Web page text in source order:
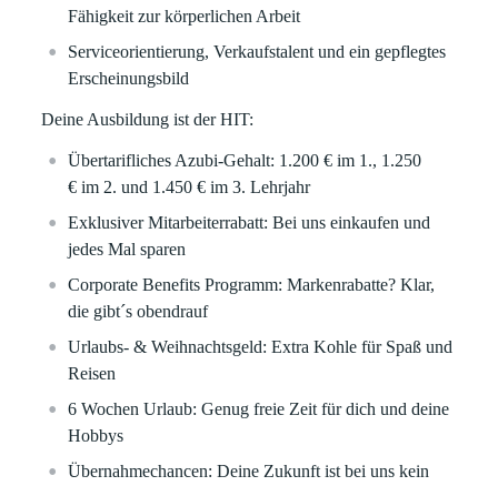
Fähigkeit zur körperlichen Arbeit
Serviceorientierung, Verkaufstalent und ein gepflegtes
Erscheinungsbild
Deine Ausbildung ist der HIT:
Übertarifliches Azubi-Gehalt: 1.200 €im 1., 1.250
€im 2. und 1.450 € im 3. Lehrjahr
Exklusiver Mitarbeiterrabatt: Bei uns einkaufen und
jedes Mal sparen
Corporate Benefits Programm:Markenrabatte? Klar,
die gibt´s obendrauf
Urlaubs- & Weihnachtsgeld:Extra Kohle für Spaß und
Reisen
6 Wochen Urlaub: Genug freie Zeit für dich und deine
Hobbys
Übernahmechancen: Deine Zukunft ist bei uns kein